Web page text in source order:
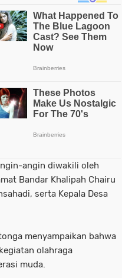
angin diwakili oleh
Bandar Khalipah Chairu
serta Kepala Desa
menyampaikan bahwa
olahraga
muda.